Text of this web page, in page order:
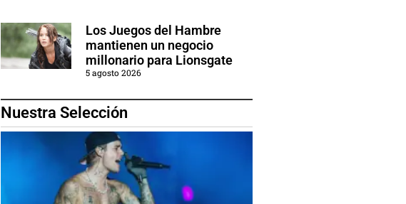
Los Juegos del Hambre
mantienen un negocio
millonario para Lionsgate
5 agosto 2026
Nuestra Selección